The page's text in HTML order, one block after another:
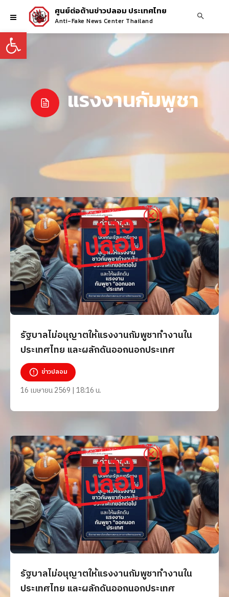
Open toolbar
ศูนย์ต่อต้านข่าวปลอม ประเทศไทย
Anti-Fake News Center Thailand
แรงงานกัมพูชา
รัฐบาลไม่อนุญาตให้แรงงานกัมพูชาทำงานใน
ประเทศไทย และผลักดันออกนอกประเทศ
ข่าวปลอม
16 เมษายน 2569 | 18:16 น.
รัฐบาลไม่อนุญาตให้แรงงานกัมพูชาทำงานใน
ประเทศไทย และผลักดันออกนอกประเทศ